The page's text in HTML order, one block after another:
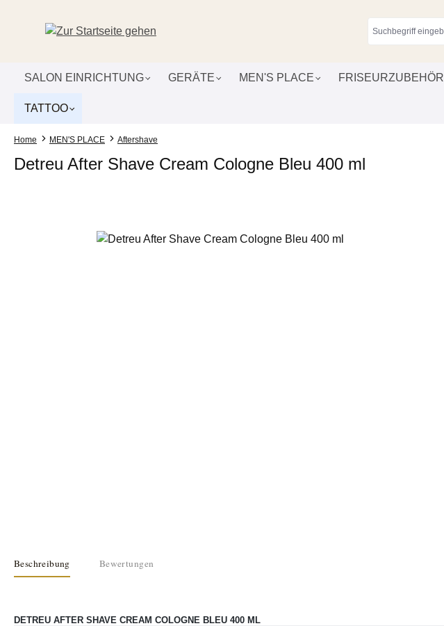
SALON EINRICHTUNG GERÄTE MEN'S PLACE FRISEURZUBEHÖR
TATTOO
Home MEN'S PLACE Aftershave
Detreu After Shave Cream Cologne Bleu 400 ml
Bildergalerie überspringen
Beschreibung Bewertungen
DETREU AFTER SHAVE CREAM COLOGNE BLEU 400 ML